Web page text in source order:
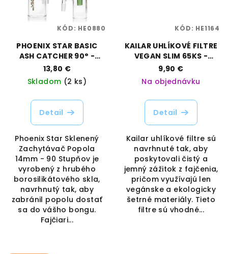
PHOENIX STAR BASIC
ASH CATCHER 90° -
14MM
13,80 €
Skladom (2 ks)
Detail
Phoenix Star Sklenený
Zachytávač Popola
14mm - 90 Stupňov je
vyrobený z hrubého
borosilikátového skla,
navrhnutý tak, aby
zabránil popolu dostať
sa do vášho bongu.
Fajčiari...
KÓD: HE0880
KAILAR UHLÍKOVÉ FILTRE
VEGAN SLIM 65KS -
5,9MM
9,90 €
Na objednávku
Detail
Kailar uhlíkové filtre sú
navrhnuté tak, aby
poskytovali čistý a
jemný zážitok z fajčenia,
pričom využívajú len
vegánske a ekologicky
šetrné materiály. Tieto
filtre sú vhodné...
KÓD: HE1164